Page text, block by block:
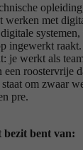
werken met
digitale
ingewerkt raakt.
je werkt als
een roostervrije
om zwaar
pre.
bezit bent van: